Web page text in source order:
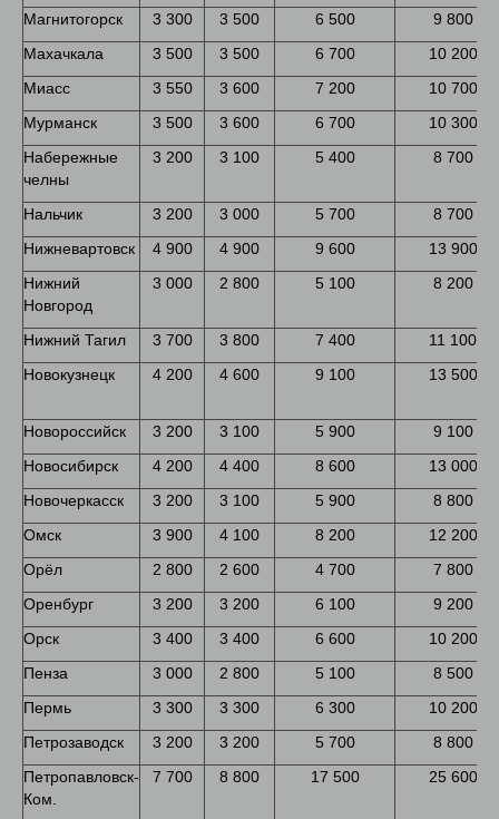
Магнитогорск
3 300 3 500 6 500
9 800
Махачкала
3 500 3 500 6 700
10 200
Миасс
3 550 3 600 7 200
10 700
Мурманск
3 500 3 600 6 700
10 300
Набережные
челны
3 200 3 100 5 400 8 700
Нальчик 3 200 3 000 5 700
8 700
Нижневартовск
4 900 4 900 9 600
13 900
Нижний
Новгород
3 000 2 800 5 100 8 200
Нижний Тагил 3 700 3 800 7 400
11 100
Новокузнецк
4 200 4 600 9 100 13 500
Новороссийск 3 200 3 100 5 900
9 100
Новосибирск
4 200 4 400 8 600
13 000
Новочеркасск
3 200 3 100 5 900
8 800
Омск
3 900 4 100 8 200
12 200
Орёл
2 800 2 600 4 700
7 800
Оренбург
3 200 3 200 6 100
9 200
Орск
3 400 3 400 6 600
10 200
Пенза
3 000 2 800 5 100
8 500
Пермь
3 300 3 300 6 300
10 200
Петрозаводск
3 200 3 200 5 700
8 800
Петропавловск-
Ком.
7 700 8 800 17 500 25 600